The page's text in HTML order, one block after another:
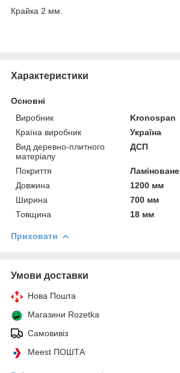
Крайка 2 мм.
Характеристики
Основні
Виробник
Kronospan
Країна виробник
Україна
Вид деревно-плитного
матеріалу
ДСП
Покриття
Ламіноване
Довжина
1200 мм
Ширина
700 мм
Товщина
18 мм
Приховати
Умови доставки
Нова Пошта
Магазини Rozetka
Самовивіз
Meest ПОШТА